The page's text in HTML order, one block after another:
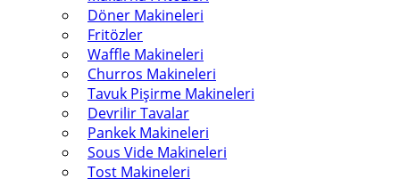
Döner Makineleri
Fritözler
Waffle Makineleri
Churros Makineleri
Tavuk Pişirme Makineleri
Devrilir Tavalar
Pankek Makineleri
Sous Vide Makineleri
Tost Makineleri